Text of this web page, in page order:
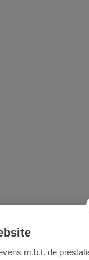
m.b.t. de